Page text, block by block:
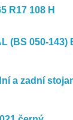
R17 108 H
(BS 050-143)
a zadní